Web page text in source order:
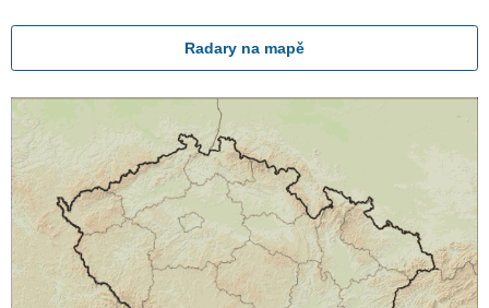
Radary na mapě